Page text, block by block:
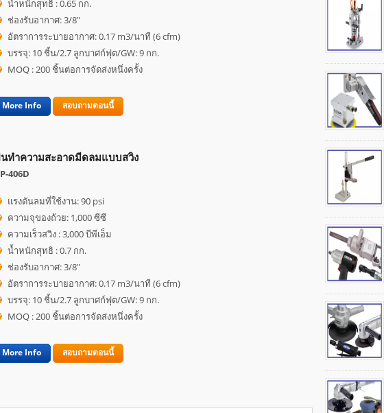
น้ำหนักสุทธิ : 0.65 กก.
ช่องรับอากาศ: 3/8"
อัตราการระบายอากาศ: 0.17 m3/นาที (6 cfm)
บรรจุ: 10 ชิ้น/2.7 ลูกบาศก์ฟุต/GW: 9 กก.
MOQ : 200 ชิ้นต่อการจัดส่งหนึ่งครั้ง
More Info สอบถามตอนนี้
ทำความสะอาดมีดลมแบบสวิง
406D
แรงดันลมที่ใช้งาน: 90 psi
ความจุของถ้วย: 1,000 ซีซี
ความเร็วสวิง : 3,000 บีพีเอ็ม
น้ำหนักสุทธิ : 0.7 กก.
ช่องรับอากาศ: 3/8"
อัตราการระบายอากาศ: 0.17 m3/นาที (6 cfm)
บรรจุ: 10 ชิ้น/2.7 ลูกบาศก์ฟุต/GW: 9 กก.
MOQ : 200 ชิ้นต่อการจัดส่งหนึ่งครั้ง
More Info สอบถามตอนนี้